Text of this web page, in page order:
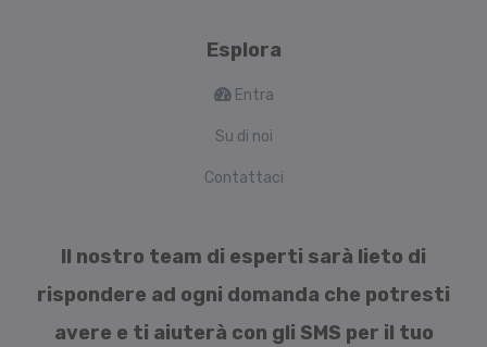
Esplora
Entra
Su di noi
Contattaci
Il nostro team di esperti sarà lieto di
rispondere ad ogni domanda che potresti
avere e ti aiuterà con gli SMS per il tuo